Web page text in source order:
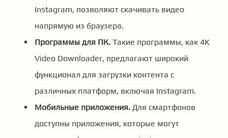
Instagram, позволяют скачивать видео
напрямую из браузера.
Программы для ПК. Такие программы, как 4K
Video Downloader, предлагают широкий
функционал для загрузки контента с
различных платформ, включая Instagram.
Мобильные приложения. Для смартфонов
доступны приложения, которые могут